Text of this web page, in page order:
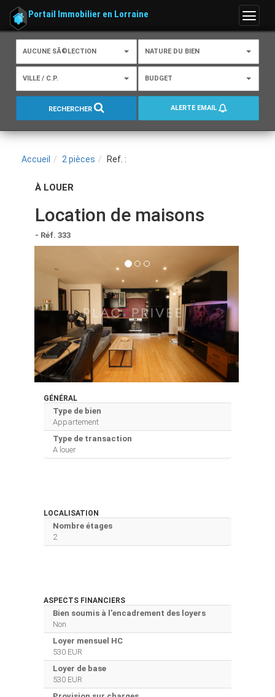
Menu
Portail Immobilier en Lorraine
AUCUNE SÃ©LECTION NATURE DU BIEN
VILLE / C.P. BUDGET
RECHERCHER ALERTE EMAIL
Accueil 2 pièces Ref. :
À LOUER
Location de maisons
- Réf. 333
GÉNÉRAL
Type de bien
Appartement
Type de transaction
A louer
LOCALISATION
Nombre étages
2
ASPECTS FINANCIERS
Bien soumis à l'encadrement des loyers
Non
Loyer mensuel HC
530 EUR
Loyer de base
530 EUR